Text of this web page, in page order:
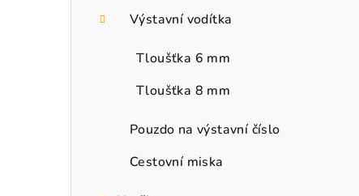
Výstavní vodítka
Tloušťka 6 mm
Tloušťka 8 mm
Pouzdo na výstavní číslo
Cestovní miska